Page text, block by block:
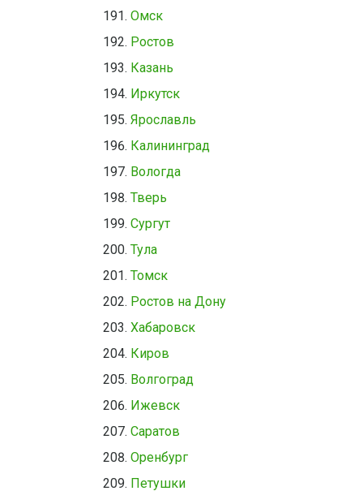
Омск
Ростов
Казань
Иркутск
Ярославль
Калининград
Вологда
Тверь
Сургут
Тула
Томск
Ростов на Дону
Хабаровск
Киров
Волгоград
Ижевск
Саратов
Оренбург
Петушки